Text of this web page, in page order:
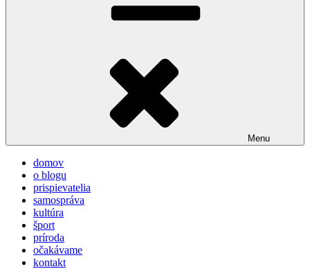
Menu
domov
o blogu
prispievatelia
samospráva
kultúra
šport
príroda
očakávame
kontakt